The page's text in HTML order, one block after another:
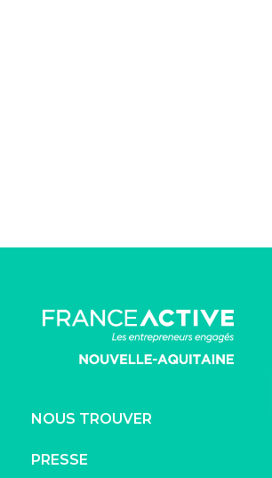
NOUS TROUVER
PRESSE